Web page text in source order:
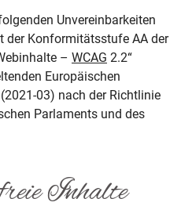
Unvereinbarkeiten
der Konformitätsstufe AA der
– WCAG 2.2“
Europäischen
03) nach der Richtlinie
Parlaments und des
Inhalte